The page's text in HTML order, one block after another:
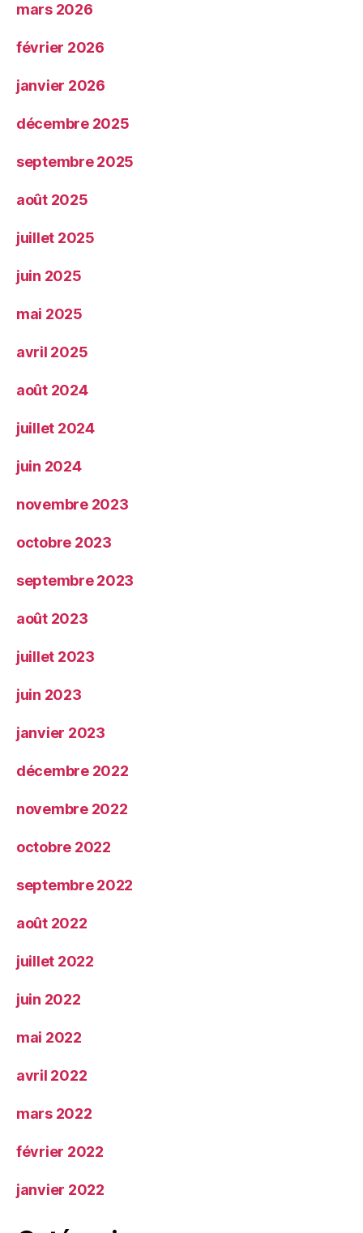
mars 2026
février 2026
janvier 2026
décembre 2025
septembre 2025
août 2025
juillet 2025
juin 2025
mai 2025
avril 2025
août 2024
juillet 2024
juin 2024
novembre 2023
octobre 2023
septembre 2023
août 2023
juillet 2023
juin 2023
janvier 2023
décembre 2022
novembre 2022
octobre 2022
septembre 2022
août 2022
juillet 2022
juin 2022
mai 2022
avril 2022
mars 2022
février 2022
janvier 2022